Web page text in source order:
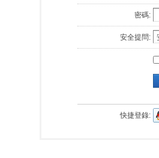
密碼:
安全提問:
快捷登錄: